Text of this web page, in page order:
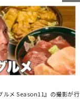
ルメ Season11』の撮影が行